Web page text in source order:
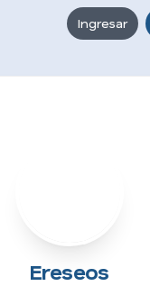
Ingresar
Ereseos